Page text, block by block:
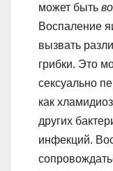
может быть
Воспаление
вызвать
грибки. Это
сексуально
как
других
инфекций.